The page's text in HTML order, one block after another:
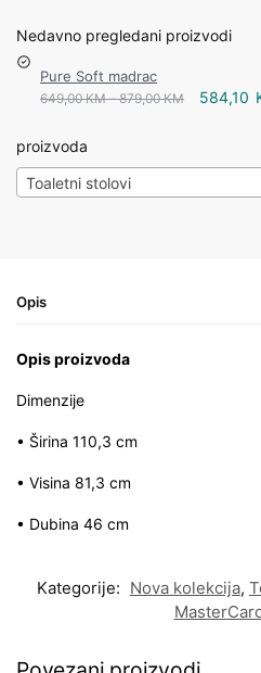
Nedavno pregledani proizvodi
Pure Soft madrac
649,00KM – 879,00KM 584,10
proizvoda
Toaletni stolovi
Opis
Opis proizvoda
Dimenzije
• Širina 110,3 cm
• Visina 81,3 cm
• Dubina 46 cm
Kategorije: Nova kolekcija,